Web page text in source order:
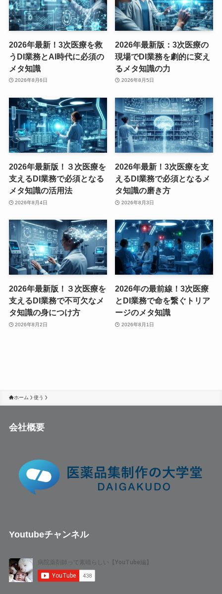
2026年最新！3次医療を救
うDI業務とAI時代に必須の
メタ知識
2026年8月6日
2026年最新版：3次医療の
現場でDI業務を劇的に変え
るメタ知識の力
2026年8月5日
2026年最新版！３次医療を
支えるDI業務で必須となる
メタ知識の活用法
2026年8月4日
2026年最新！3次医療を支
えるDI業務で必須となるメ
タ知識の磨き方
2026年8月3日
2026年最新版！３次医療を
支えるDI業務で不可欠なメ
タ知識の身につけ方
2026年8月2日
2026年の最前線！3次医療
とDI業務で命を繋ぐトリア
ージのメタ知識
2026年8月1日
ホーム 使う
会社概要
Youtubeチャンネル